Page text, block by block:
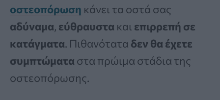
οστεοπόρωση κάνει τα οστά σας
αδύναμα, εύθραυστα και επιρρεπή σε
κατάγματα. Πιθανότατα δεν θα έχετε
συμπτώματα στα πρώιμα στάδια της
οστεοπόρωσης.